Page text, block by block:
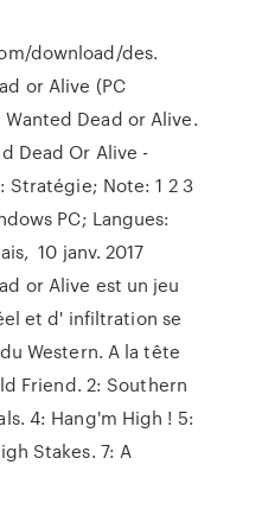
download/des.
or Alive (PC
Dead or Alive.
Dead Or Alive -
Stratégie; Note: 1 2 3
PC; Langues:
10 janv. 2017
or Alive est un jeu
et d' infiltration se
Western. A la tête
Friend. 2: Southern
4: Hang'm High ! 5:
Stakes. 7: A